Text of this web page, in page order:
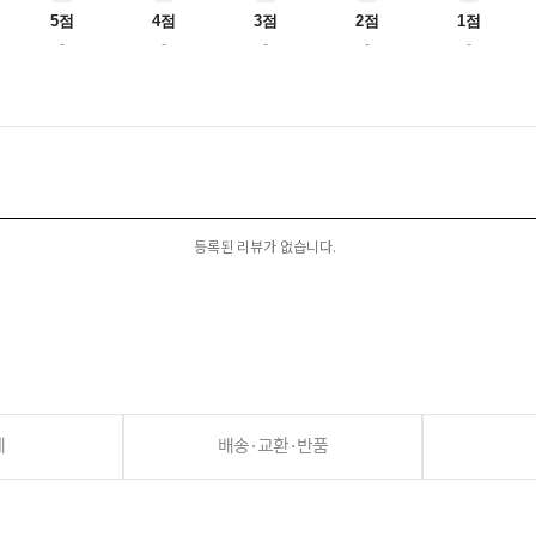
5점
-
4점
-
3점
-
2점
-
1점
-
등록된 리뷰가 없습니다.
배송·교환·반품